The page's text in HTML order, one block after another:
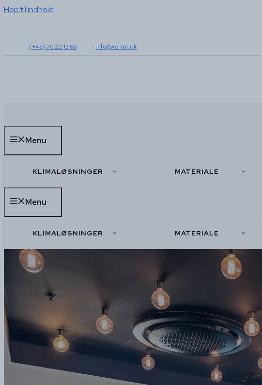
Hop til indhold
(+45) 70 22 13 66 info@wellair.dk
Menu
KLIMALØSNINGER MATERIALE
Menu
KLIMALØSNINGER MATERIALE